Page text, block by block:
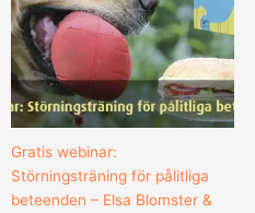
Gratis webinar:
Störningsträning för pålitliga
beteenden – Elsa Blomster &